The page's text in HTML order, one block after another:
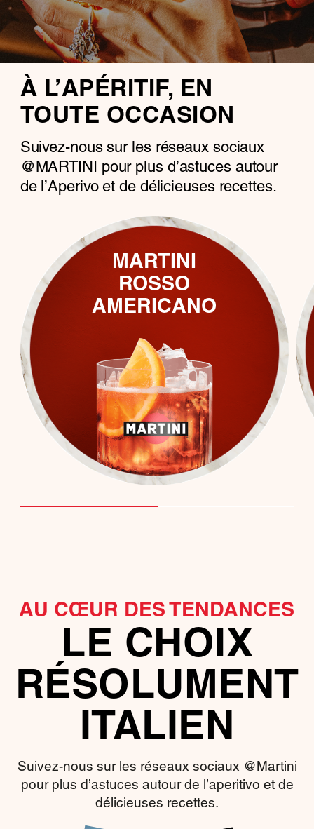
À L’APÉRITIF, EN
TOUTE OCCASION
Suivez-nous sur les réseaux sociaux
@MARTINI pour plus d’astuces autour
de l’Aperivo et de délicieuses recettes.
MARTINI
ROSSO
AMERICANO
AU CŒUR DES TENDANCES
LE CHOIX
RÉSOLUMENT
ITALIEN
Suivez-nous sur les réseaux sociaux @Martini
pour plus d’astuces autour de l’aperitivo et de
délicieuses recettes.